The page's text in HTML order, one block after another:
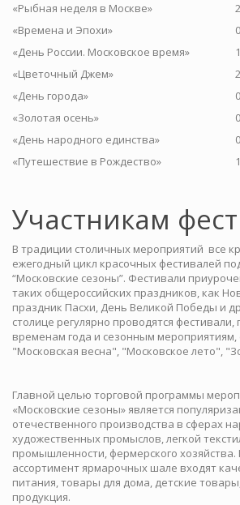
«Рыбная неделя в Москве»
«Времена и Эпохи»
«День России. Московское время»
«Цветочный Джем»
«День города»
«Золотая осень»
«День народного единства»
«Путешествие в Рождество»
Участникам
В традиции столичных мероприятий все
ежегодный цикл красочных фестивалей
“Московские сезоны”. Фестивали
таких общероссийских праздников, как
праздник Пасхи, День Великой Победы и
столице регулярно проводятся
временам года и сезонным мероприятиям,
"Московская весна", "Московское лето",
Главной целью торговой программы
«Московские сезоны» является
отечественного производства в сферах
художественных промыслов, легкой
промышленности, фермерского хозяйства.
ассортимент ярмарочных шале входят
питания, товары для дома, детские
продукция.